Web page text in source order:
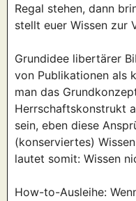
Regal stehen, dann
stellt euer Wissen zur
Grundidee libertärer
von Publikationen als
man das
Herrschaftskonstrukt
sein, eben diese
(konserviertes)
lautet somit: Wissen
How-to-Ausleihe: